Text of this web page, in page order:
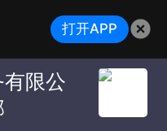
限公
打开APP